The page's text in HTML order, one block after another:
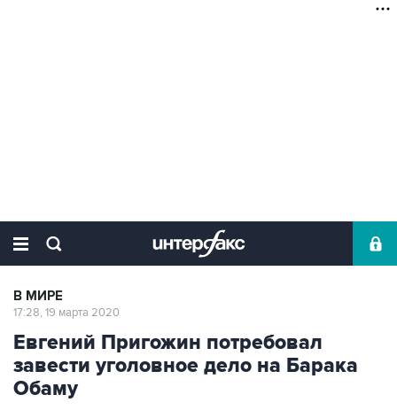
В МИРЕ
17:28, 19 марта 2020
Евгений Пригожин потребовал
завести уголовное дело на Барака
Обаму